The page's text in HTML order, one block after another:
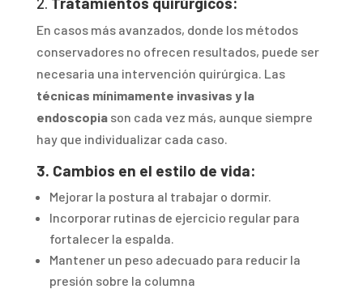
En casos más avanzados, donde los métodos
conservadores no ofrecen resultados, puede ser
necesaria una intervención quirúrgica. Las
técnicas mínimamente invasivas y la
endoscopiason cada vez más, aunque siempre
hay que individualizar cada caso.
3. Cambios en el estilo de vida:
Mejorar la postura al trabajar o dormir.
Incorporar rutinas de ejercicio regular para
fortalecer la espalda.
Mantener un peso adecuado para reducir la
presión sobre la columna